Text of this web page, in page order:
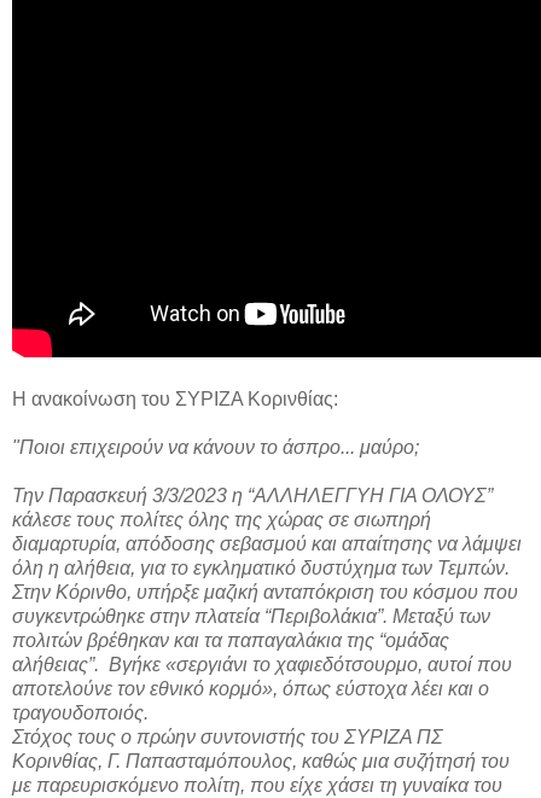
Η ανακοίνωση του ΣΥΡΙΖΑ Κορινθίας:
"Ποιοι επιχειρούν να κάνουν το άσπρο... μαύρο;
Την Παρασκευή 3/3/2023 η “ΑΛΛΗΛΕΓΓΥΗ ΓΙΑ ΟΛΟΥΣ”
κάλεσε τους πολίτες όλης της χώρας σε σιωπηρή
διαμαρτυρία, απόδοσης σεβασμού και απαίτησης να λάμψει
όλη η αλήθεια, για το εγκληματικό δυστύχημα των Τεμπών.
Στην Κόρινθο, υπήρξε μαζική ανταπόκριση του κόσμου που
συγκεντρώθηκε στην πλατεία “Περιβολάκια”. Μεταξύ των
πολιτών βρέθηκαν και τα παπαγαλάκια της “ομάδας
αλήθειας”. Βγήκε «σεργιάνι το χαφιεδότσουρμο, αυτοί που
αποτελούνε τον εθνικό κορμό», όπως εύστοχα λέει και ο
τραγουδοποιός.
Στόχος τους ο πρώην συντονιστής του ΣΥΡΙΖΑ ΠΣ
Κορινθίας, Γ. Παπασταμόπουλος, καθώς μια συζήτησή του
με παρευρισκόμενο πολίτη, που είχε χάσει τη γυναίκα του